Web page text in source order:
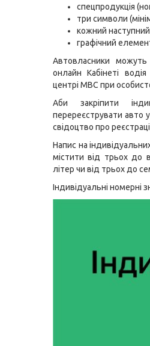
спецпродукція
три символи
кожний
графічний
Автовласники можуть
онлайнКабінеті водія
центрі МВС при
Аби закріпити
перереєструвати авто
свідоцтво про
Напис на
містити від трьох до
літер чи від трьох до
Індивідуальні номерні